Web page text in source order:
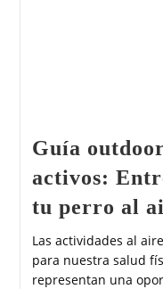
Guía
activos:
tu perro al
Las actividades al
para nuestra salud
representan una